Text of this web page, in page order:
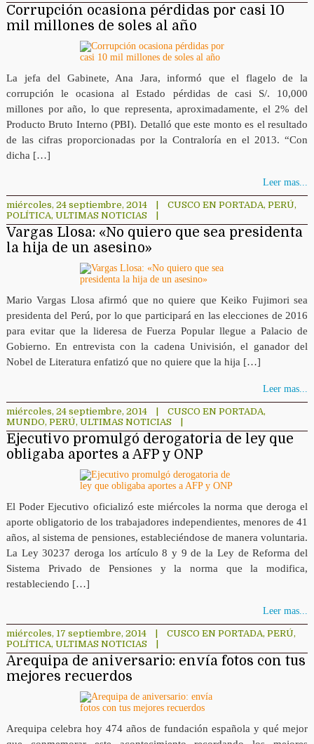
Corrupción ocasiona pérdidas por casi 10
mil millones de soles al año
La jefa del Gabinete, Ana Jara, informó que el flagelo de la
corrupción le ocasiona al Estado pérdidas de casi S/. 10,000
millones por año, lo que representa, aproximadamente, el 2% del
Producto Bruto Interno (PBI). Detalló que este monto es el resultado
de las cifras proporcionadas por la Contraloría en el 2013. “Con
dicha […]
Leer mas...
miércoles, 24 septiembre, 2014 CUSCO EN PORTADA, PERÚ,
POLÍTICA, ULTIMAS NOTICIAS
Vargas Llosa: «No quiero que sea presidenta
la hija de un asesino»
Mario Vargas Llosa afirmó que no quiere que Keiko Fujimori sea
presidenta del Perú, por lo que participará en las elecciones de 2016
para evitar que la lideresa de Fuerza Popular llegue a Palacio de
Gobierno. En entrevista con la cadena Univisión, el ganador del
Nobel de Literatura enfatizó que no quiere que la hija […]
Leer mas...
miércoles, 24 septiembre, 2014 CUSCO EN PORTADA,
MUNDO, PERÚ, ULTIMAS NOTICIAS
Ejecutivo promulgó derogatoria de ley que
obligaba aportes a AFP y ONP
El Poder Ejecutivo oficializó este miércoles la norma que deroga el
aporte obligatorio de los trabajadores independientes, menores de 41
años, al sistema de pensiones, estableciéndose de manera voluntaria.
La Ley 30237 deroga los artículo 8 y 9 de la Ley de Reforma del
Sistema Privado de Pensiones y la norma que la modifica,
restableciendo […]
Leer mas...
miércoles, 17 septiembre, 2014 CUSCO EN PORTADA, PERÚ,
POLÍTICA, ULTIMAS NOTICIAS
Arequipa de aniversario: envía fotos con tus
mejores recuerdos
Arequipa celebra hoy 474 años de fundación española y qué mejor